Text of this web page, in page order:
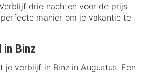
drie nachten voor de prijs
manier om je vakantie te
Binz
je verblijf in Binz in Augustus. Een